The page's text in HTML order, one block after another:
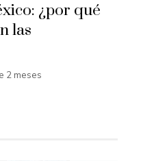
¿por qué
las
2 meses